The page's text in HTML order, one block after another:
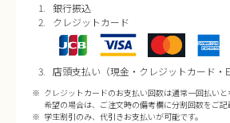
銀行振込
クレジットカード
店頭支払い（現金・クレジットカード・
クレジットカードのお支払い回数は通常一回払い
希望の場合は、ご注文時の備考欄に分割回数をご記
学生割引のみ、代引きお支払いが可能です。